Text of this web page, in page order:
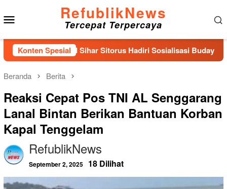
ke
konten
RefublikNews
Tercepat Terpercaya
Konten Spesial
DPR RI Sihar Sitorus Hadiri Sosialisasi Budaya Mutu dan
Beranda Berita
Reaksi Cepat Pos TNI AL Senggarang
Lanal Bintan Berikan Bantuan Korban
Kapal Tenggelam
RefublikNews
September 2, 2025 18 Dilihat